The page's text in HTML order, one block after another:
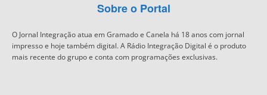
Sobre o Portal
O Jornal Integração atua em Gramado e Canela há 18 anos com jornal
impresso e hoje também digital. A Rádio Integração Digital é o produto
mais recente do grupo e conta com programações exclusivas.